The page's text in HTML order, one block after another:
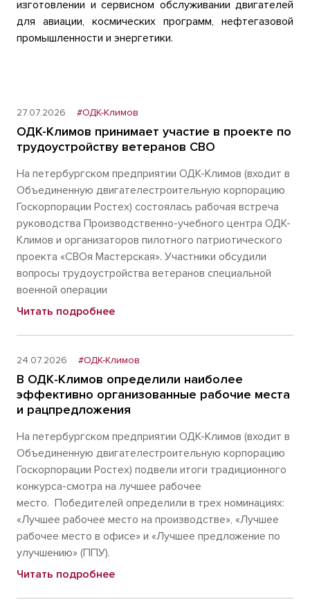
изготовлении и сервисном обслуживании двигателей
для авиации, космических программ, нефтегазовой
промышленности и энергетики.
27.07.2026 #ОДК-Климов
ОДК-Климов принимает участие в проекте по
трудоустройству ветеранов СВО
На петербургском предприятии ОДК-Климов (входит в
Объединенную двигателестроительную корпорацию
Госкорпорации Ростех) состоялась рабочая встреча
руководства Производственно-учебного центра ОДК-
Климов и организаторов пилотного патриотического
проекта «СВОя Мастерская». Участники обсудили
вопросы трудоустройства ветеранов специальной
военной операции
Читать подробнее
24.07.2026 #ОДК-Климов
В ОДК‑Климов определили наиболее
эффективно организованные рабочие места
и рацпредложения
На петербургском предприятии ОДК-Климов (входит в
Объединенную двигателестроительную корпорацию
Госкорпорации Ростех) подвели итоги традиционного
конкурса-смотра на лучшее рабочее
место. Победителей определили в трех номинациях:
«Лучшее рабочее место на производстве», «Лучшее
рабочее место в офисе» и «Лучшее предложение по
улучшению» (ППУ).
Читать подробнее